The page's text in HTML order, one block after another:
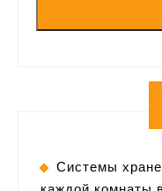
Системы